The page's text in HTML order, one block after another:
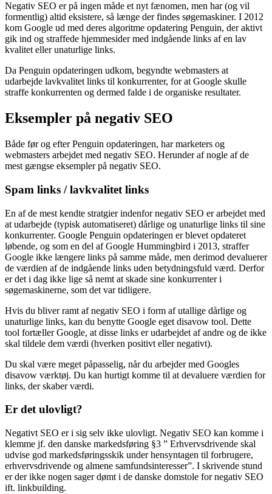
Negativ SEO er på ingen måde et nyt fænomen, men har (og vil
formentlig) altid eksistere, så længe der findes søgemaskiner. I 2012
kom Google ud med deres algoritme opdatering Penguin, der aktivt
gik ind og straffede hjemmesider med indgående links af en lav
kvalitet eller unaturlige links.
Da Penguin opdateringen udkom, begyndte webmasters at
udarbejde lavkvalitet links til konkurrenter, for at Google skulle
straffe konkurrenten og dermed falde i de organiske resultater.
Eksempler på negativ SEO
Både før og efter Penguin opdateringen, har marketers og
webmasters arbejdet med negativ SEO. Herunder af nogle af de
mest gængse eksempler på negativ SEO.
Spam links / lavkvalitet links
En af de mest kendte stratgier indenfor negativ SEO er arbejdet med
at udarbejde (typisk automatiseret) dårlige og unaturlige links til sine
konkurrenter. Google Penguin opdateringen er blevet opdateret
løbende, og som en del af Google Hummingbird i 2013, straffer
Google ikke længere links på samme måde, men derimod devaluerer
de værdien af de indgående links uden betydningsfuld værd. Derfor
er det i dag ikke lige så nemt at skade sine konkurrenter i
søgemaskinerne, som det var tidligere.
Hvis du bliver ramt af negativ SEO i form af utallige dårlige og
unaturlige links, kan du benytte Google eget disavow tool. Dette
tool fortæller Google, at disse links er udarbejdet af andre og de ikke
skal tildele dem værdi (hverken positivt eller negativt).
Du skal være meget påpasselig, når du arbejder med Googles
disavow værktøj. Du kan hurtigt komme til at devaluere værdien for
links, der skaber værdi.
Er det ulovligt?
Negativt SEO er i sig selv ikke ulovligt. Negativ SEO kan komme i
klemme jf. den danske markedsføring §3 ” Erhvervsdrivende skal
udvise god markedsføringsskik under hensyntagen til forbrugere,
erhvervsdrivende og almene samfundsinteresser”. I skrivende stund
er der ikke nogen sager dømt i de danske domstole for negativ SEO
ift. linkbuilding.